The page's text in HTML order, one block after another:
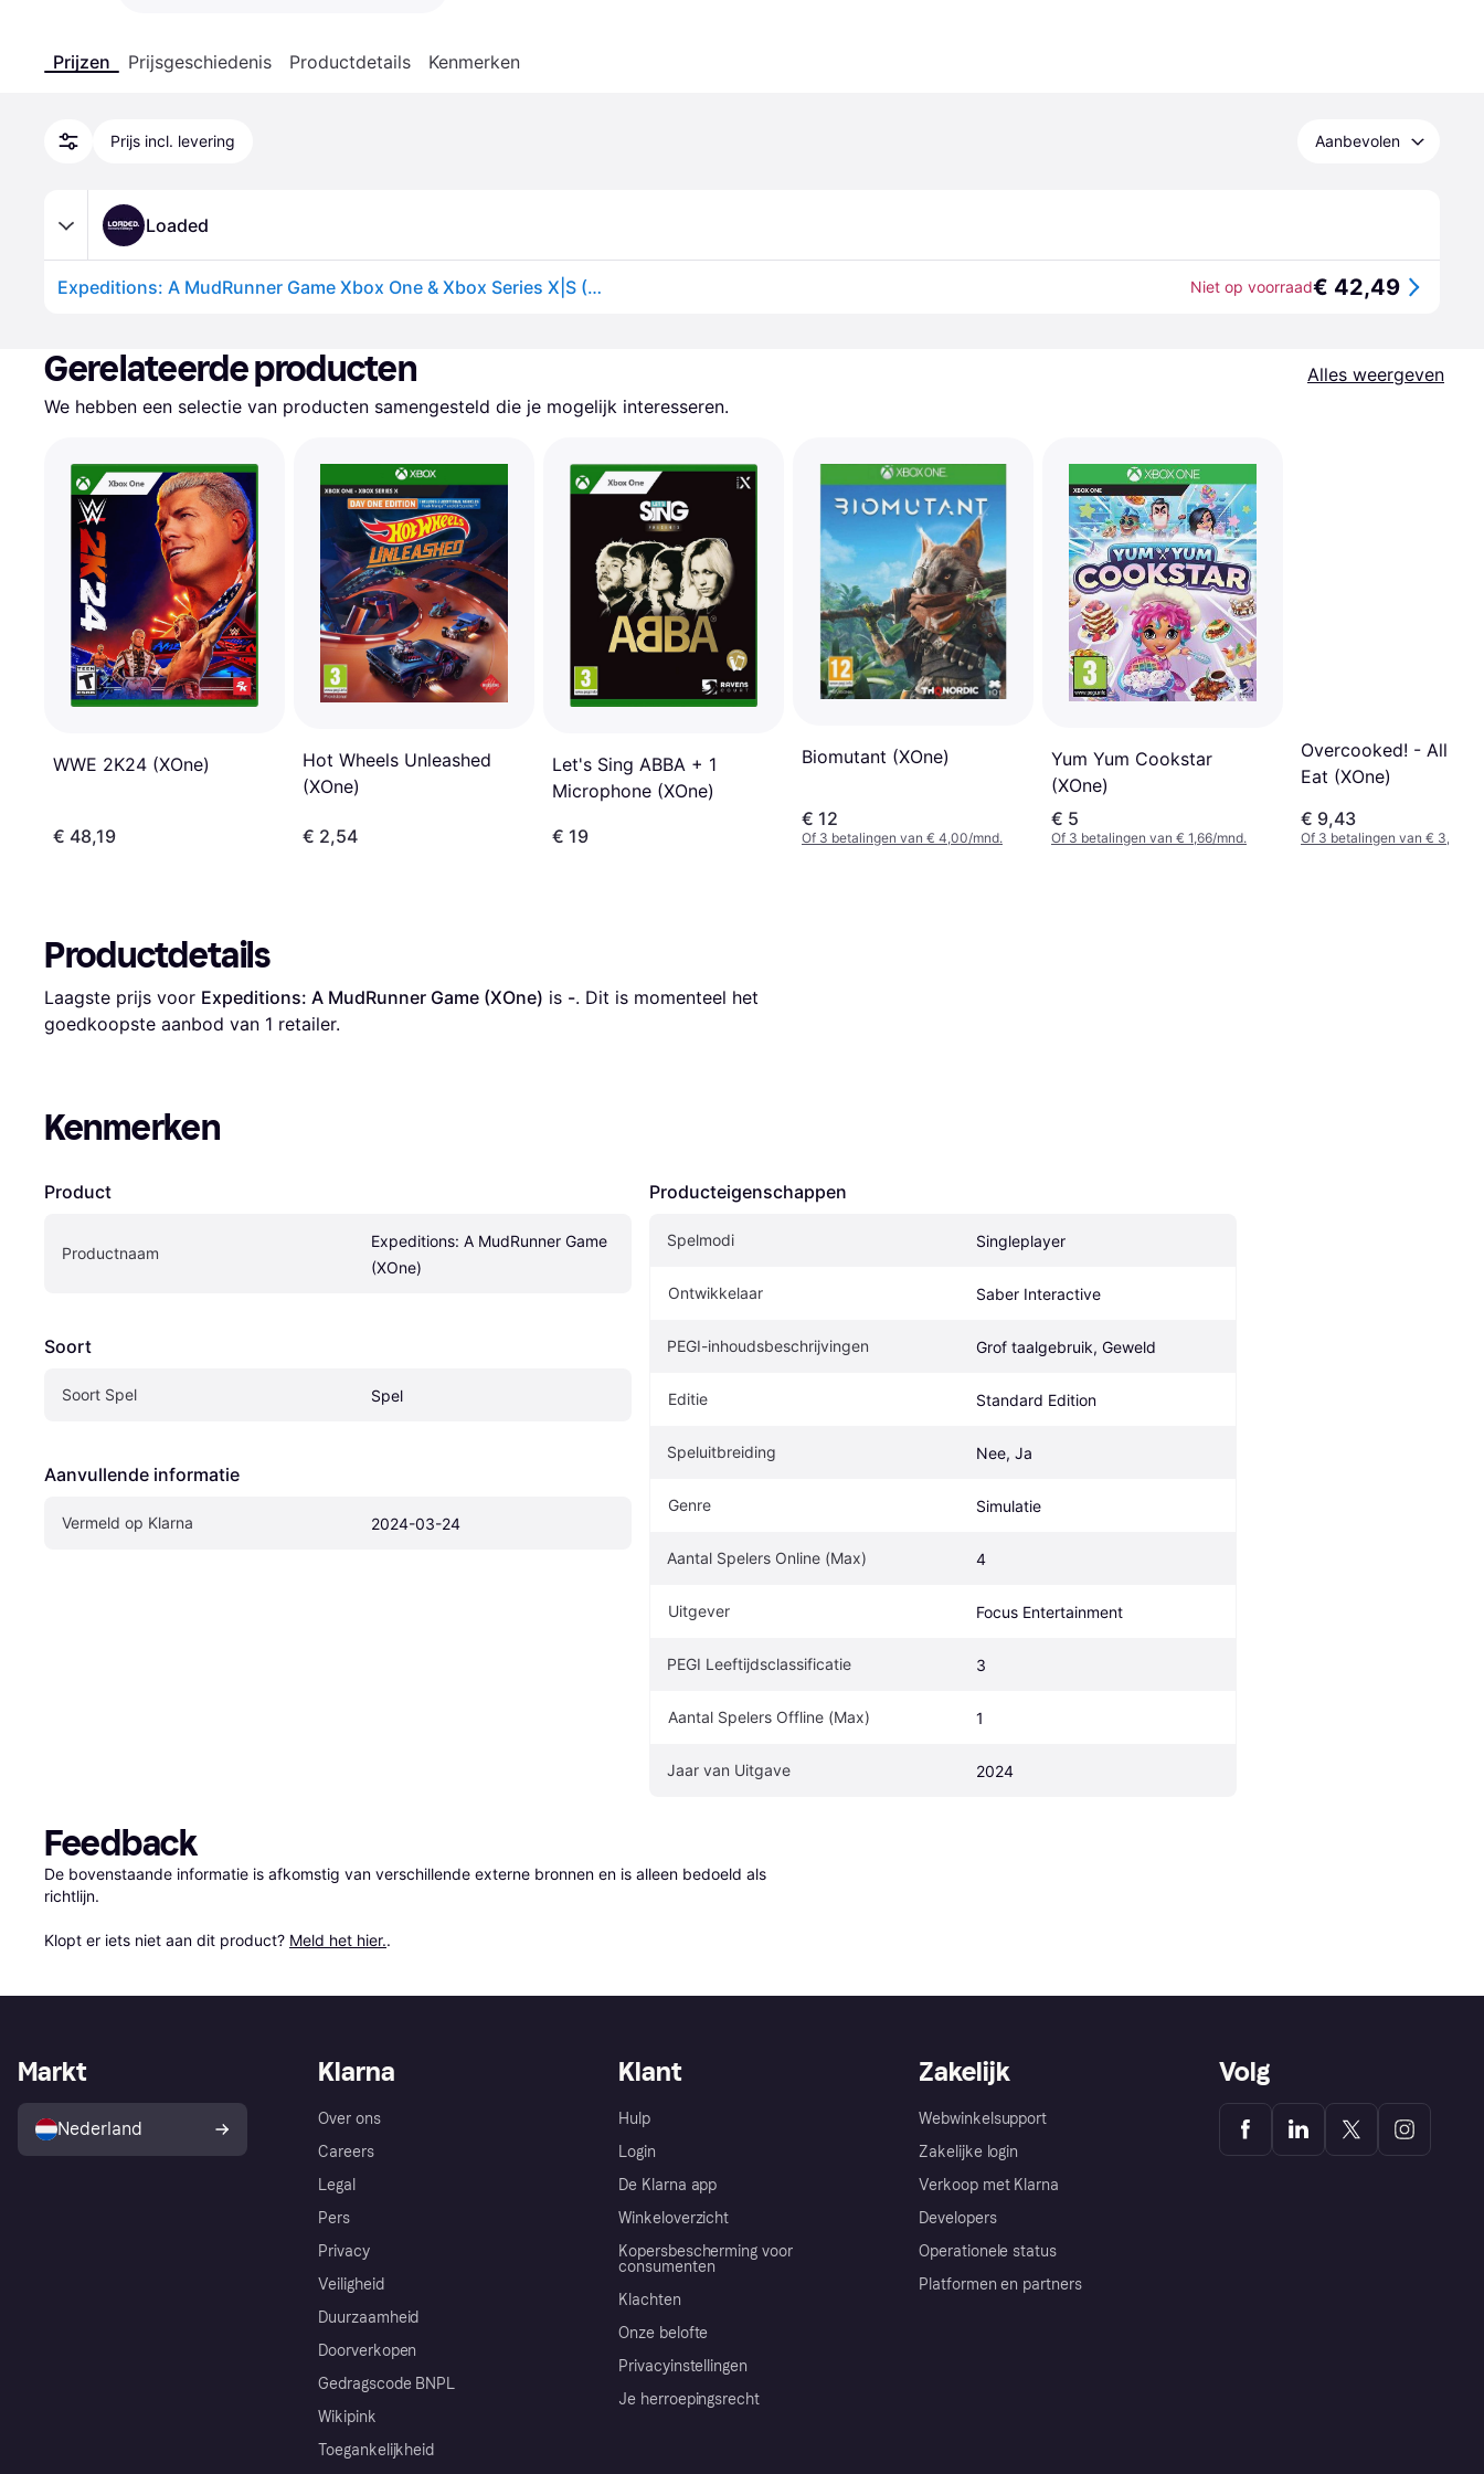
Prijzen Prijsgeschiedenis Productdetails Kenmerken
Prijs incl. levering Aanbevolen
Loaded
Expeditions: A MudRunner Game Xbox One & Xbox Series X|S (Europe & UK) Niet op voorraad€ 42,49
Gerelateerde producten
Alles weergeven
We hebben een selectie van producten samengesteld die je mogelijk interesseren.
WWE 2K24 (XOne)
€ 48,19
Hot Wheels Unleashed
(XOne)
€ 2,54
Let's Sing ABBA + 1
Microphone (XOne)
€ 19
Biomutant (XOne)
€ 12
Of 3 betalingen van € 4,00/mnd.
Yum Yum Cookstar
(XOne)
€ 5
Of 3 betalingen van € 1,66/mnd.
Overcooked! - All
Eat (XOne)
€ 9,43
Of 3 betalingen van € 3,14/
Productdetails
Laagste prijs voor Expeditions: A MudRunner Game (XOne) is -. Dit is momenteel het
goedkoopste aanbod van 1 retailer.
Kenmerken
Product
Productnaam
Expeditions: A MudRunner Game
(XOne)
Soort
Soort Spel Spel
Aanvullende informatie
Vermeld op Klarna 2024-03-24
Producteigenschappen
Spelmodi Singleplayer
Ontwikkelaar Saber Interactive
PEGI-inhoudsbeschrijvingen Grof taalgebruik, Geweld
Editie Standard Edition
Speluitbreiding Nee, Ja
Genre Simulatie
Aantal Spelers Online (Max) 4
Uitgever Focus Entertainment
PEGI Leeftijdsclassificatie 3
Aantal Spelers Offline (Max) 1
Jaar van Uitgave 2024
Feedback
De bovenstaande informatie is afkomstig van verschillende externe bronnen en is alleen bedoeld als
richtlijn.
Klopt er iets niet aan dit product? Meld het hier..
Klarna
Over ons
Careers
Legal
Pers
Privacy
Veiligheid
Duurzaamheid
Doorverkopen
Gedragscode BNPL
Wikipink
Toegankelijkheid
Klant
Hulp
Login
De Klarna app
Winkeloverzicht
Kopersbescherming voor
consumenten
Klachten
Onze belofte
Privacyinstellingen
Je herroepingsrecht
Zakelijk
Webwinkelsupport
Zakelijke login
Verkoop met Klarna
Developers
Operationele status
Platformen en partners
Markt
Nederland
Volg